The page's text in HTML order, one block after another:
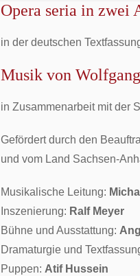
Opera seria in zwei
in der deutschen
Musik von
in Zusammenarbeit mit der
Gefördert durch den
und vom Land Sachsen-
Musikalische Leitung:
Inszenierung: Ralf Meyer
Bühne und Ausstattung:
Dramaturgie und
Puppen: Atif Hussein